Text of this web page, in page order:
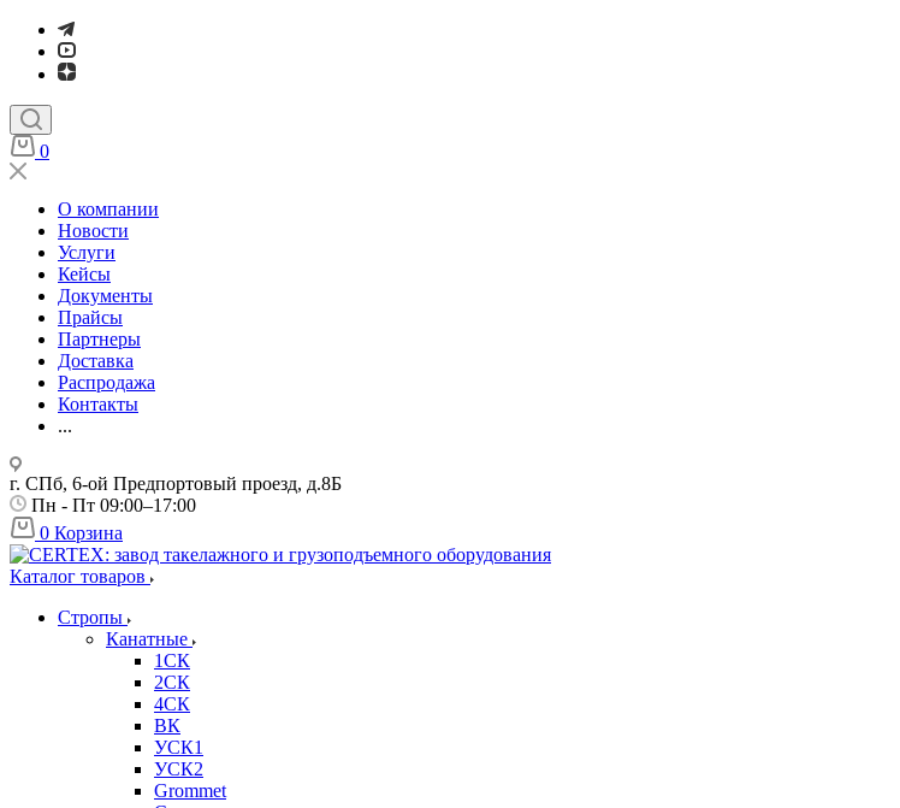
0
О компании
Новости
Услуги
Кейсы
Документы
Прайсы
Партнеры
Доставка
Распродажа
Контакты
...
г. СПб, 6-ой Предпортовый проезд, д.8Б
Пн - Пт 09:00–17:00
0 Корзина
Каталог товаров
Стропы
Канатные
1СК
2СК
4СК
ВК
УСК1
УСК2
Grommet